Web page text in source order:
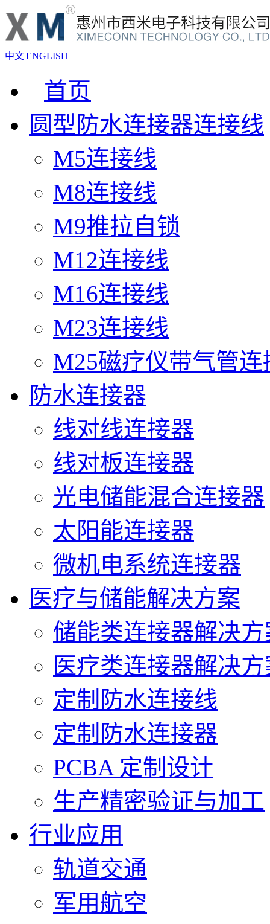
中文|ENGLISH
首页
圆型防水连接器连接线
M5连接线
M8连接线
M9推拉自锁
M12连接线
M16连接线
M23连接线
M25磁疗仪带气管连
防水连接器
线对线连接器
线对板连接器
光电储能混合连接器
太阳能连接器
微机电系统连接器
医疗与储能解决方案
储能类连接器解决方
医疗类连接器解决
定制防水连接线
定制防水连接器
PCBA 定制设计
生产精密验证与加工
行业应用
轨道交通
军用航空